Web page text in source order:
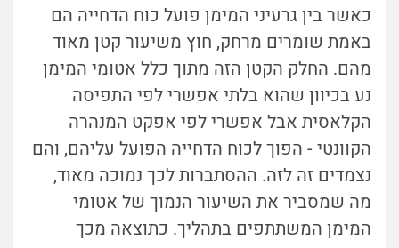
כאשר בין גרעיני המימן פועל כוח הדחייה הם
באמת שומרים מרחק, חוץ משיעור קטן מאוד
מהם. החלק הקטן הזה מתוך כלל אטומי המימן
נע בכיוון שהוא בלתי אפשרי לפי התפיסה
הקלאסית אבל אפשרי לפי אפקט המנהרה
הקוונטי - הפוך לכוח הדחייה הפועל עליהם, והם
נצמדים זה לזה. ההסתברות לכך נמוכה מאוד,
מה שמסביר את השיעור הנמוך של אטומי
המימן המשתתפים בתהליך. כתוצאה מכך